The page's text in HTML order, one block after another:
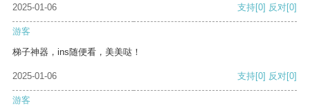
2025-01-06 支持[0] 反对[0]
游客
梯子神器，ins随便看，美美哒！
2025-01-06 支持[0] 反对[0]
游客